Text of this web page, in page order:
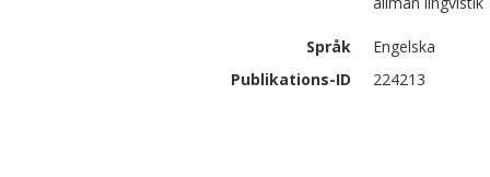
Språk
Engelska
Publikations-ID
224213